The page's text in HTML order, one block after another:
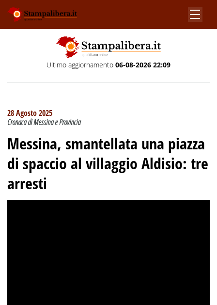
Ultimo aggiornamento 06-08-2026 22:09
28 Agosto 2025
Cronaca di Messina e Provincia
Messina, smantellata una piazza
di spaccio al villaggio Aldisio: tre
arresti